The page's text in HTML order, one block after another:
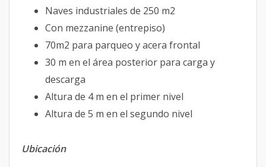
Naves industriales de 250 m2
Con mezzanine (entrepiso)
70m2 para parqueo y acera frontal
30 m en el área posterior para carga y
descarga
Altura de 4 m en el primer nivel
Altura de 5 m en el segundo nivel
Ubicación